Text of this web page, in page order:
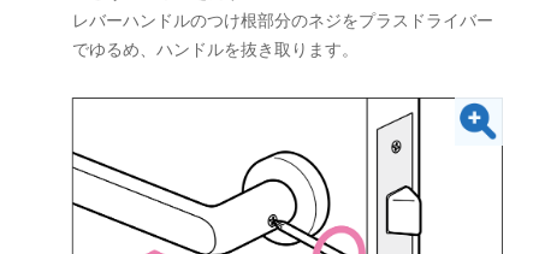
レバーハンドルのつけ根部分のネジをプラスドライバー
でゆるめ、ハンドルを抜き取ります。